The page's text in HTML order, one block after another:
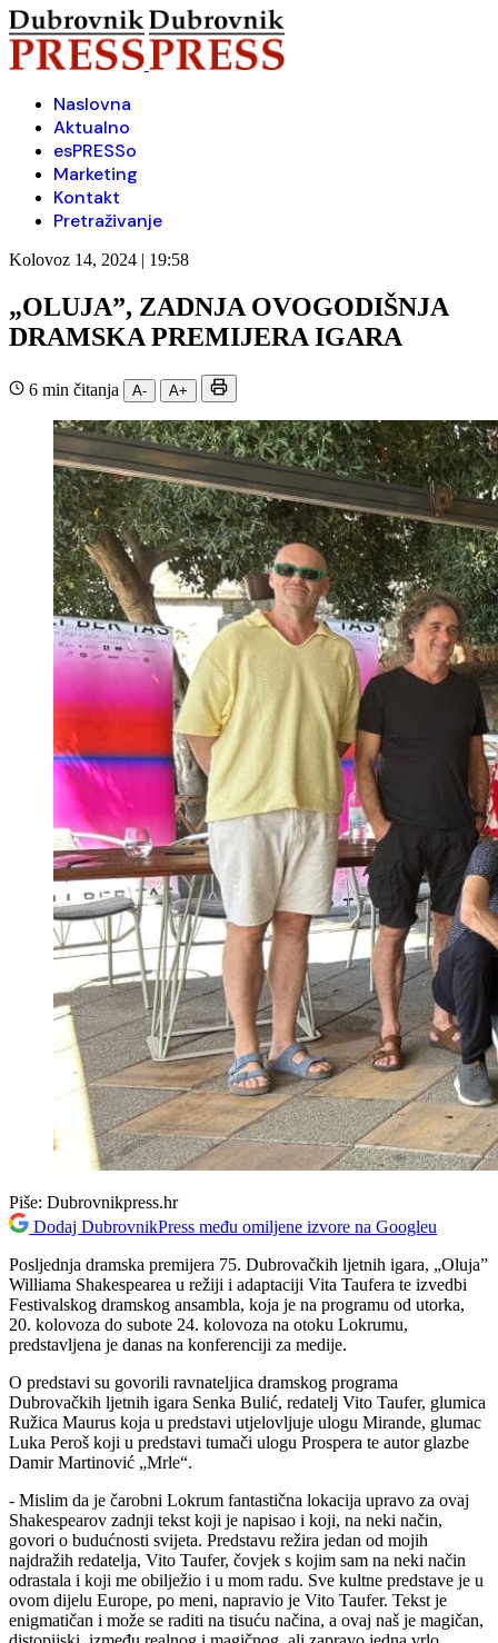
Naslovna
Aktualno
esPRESSo
Marketing
Kontakt
Pretraživanje
Kolovoz 14, 2024 | 19:58
„OLUJA”, ZADNJA OVOGODIŠNJA
DRAMSKA PREMIJERA IGARA
6 min čitanja A- A+
Piše: Dubrovnikpress.hr
Dodaj DubrovnikPress među omiljene izvore na Googleu
Posljednja dramska premijera 75. Dubrovačkih ljetnih igara, „Oluja”
Williama Shakespearea u režiji i adaptaciji Vita Taufera te izvedbi
Festivalskog dramskog ansambla, koja je na programu od utorka,
20. kolovoza do subote 24. kolovoza na otoku Lokrumu,
predstavljena je danas na konferenciji za medije.
O predstavi su govorili ravnateljica dramskog programa
Dubrovačkih ljetnih igara Senka Bulić, redatelj Vito Taufer, glumica
Ružica Maurus koja u predstavi utjelovljuje ulogu Mirande, glumac
Luka Peroš koji u predstavi tumači ulogu Prospera te autor glazbe
Damir Martinović „Mrle“.
- Mislim da je čarobni Lokrum fantastična lokacija upravo za ovaj
Shakespearov zadnji tekst koji je napisao i koji, na neki način,
govori o budućnosti svijeta. Predstavu režira jedan od mojih
najdražih redatelja, Vito Taufer, čovjek s kojim sam na neki način
odrastala i koji me obilježio i u mom radu. Sve kultne predstave je u
ovom dijelu Europe, po meni, napravio je Vito Taufer. Tekst je
enigmatičan i može se raditi na tisuću načina, a ovaj naš je magičan,